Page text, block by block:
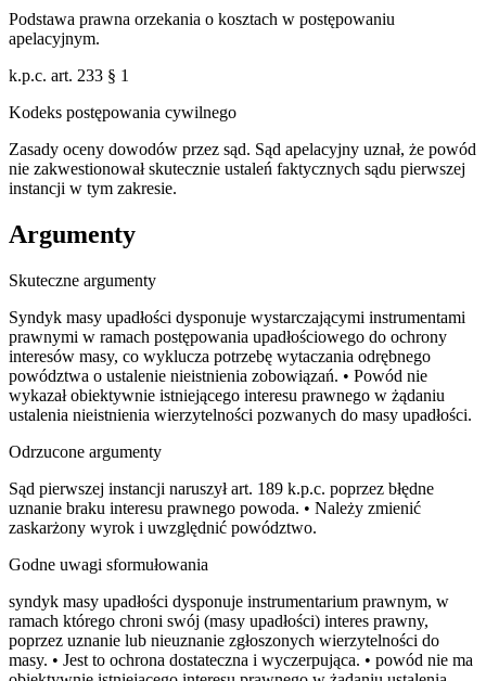
Podstawa prawna orzekania o kosztach w postępowaniu
apelacyjnym.
k.p.c. art. 233 § 1
Kodeks postępowania cywilnego
Zasady oceny dowodów przez sąd. Sąd apelacyjny uznał, że powód
nie zakwestionował skutecznie ustaleń faktycznych sądu pierwszej
instancji w tym zakresie.
Argumenty
Skuteczne argumenty
Syndyk masy upadłości dysponuje wystarczającymi instrumentami
prawnymi w ramach postępowania upadłościowego do ochrony
interesów masy, co wyklucza potrzebę wytaczania odrębnego
powództwa o ustalenie nieistnienia zobowiązań. • Powód nie
wykazał obiektywnie istniejącego interesu prawnego w żądaniu
ustalenia nieistnienia wierzytelności pozwanych do masy upadłości.
Odrzucone argumenty
Sąd pierwszej instancji naruszył art. 189 k.p.c. poprzez błędne
uznanie braku interesu prawnego powoda. • Należy zmienić
zaskarżony wyrok i uwzględnić powództwo.
Godne uwagi sformułowania
syndyk masy upadłości dysponuje instrumentarium prawnym, w
ramach którego chroni swój (masy upadłości) interes prawny,
poprzez uznanie lub nieuznanie zgłoszonych wierzytelności do
masy. • Jest to ochrona dostateczna i wyczerpująca. • powód nie ma